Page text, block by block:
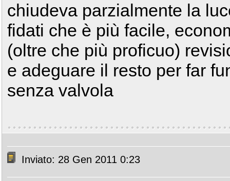
chiudeva parzialmente la
fidati che è più facile,
(oltre che più proficuo)
e adeguare il resto per far
senza valvola
Inviato: 28 Gen 2011 0:23